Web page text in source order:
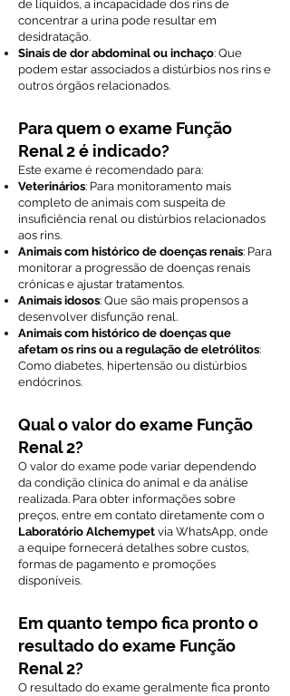
de líquidos, a incapacidade dos rins de
concentrar a urina pode resultar em
desidratação.
Sinais de dor abdominal ou inchaço: Que
podem estar associados a distúrbios nos rins e
outros órgãos relacionados.
Para quem o exame Função
Renal 2 é indicado?
Este exame é recomendado para:
Veterinários: Para monitoramento mais
completo de animais com suspeita de
insuficiência renal ou distúrbios relacionados
aos rins.
Animais com histórico de doenças renais: Para
monitorar a progressão de doenças renais
crônicas e ajustar tratamentos.
Animais idosos: Que são mais propensos a
desenvolver disfunção renal.
Animais com histórico de doenças que
afetam os rins ou a regulação de eletrólitos:
Como diabetes, hipertensão ou distúrbios
endócrinos.
Qual o valor do exame Função
Renal 2?
O valor do exame pode variar dependendo
da condição clínica do animal e da análise
realizada. Para obter informações sobre
preços, entre em contato diretamente com o
Laboratório Alchemypet via WhatsApp, onde
a equipe fornecerá detalhes sobre custos,
formas de pagamento e promoções
disponíveis.
Em quanto tempo fica pronto o
resultado do exame Função
Renal 2?
O resultado do exame geralmente fica pronto